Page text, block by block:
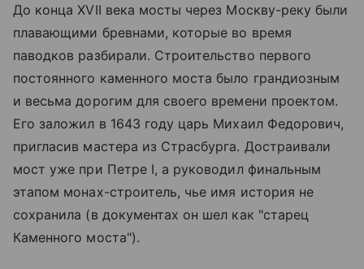
До конца XVII века мосты через Москву-реку были
плавающими бревнами, которые во время
паводков разбирали. Строительство первого
постоянного каменного моста было грандиозным
и весьма дорогим для своего времени проектом.
Его заложил в 1643 году царь Михаил Федорович,
пригласив мастера из Страсбурга. Достраивали
мост уже при Петре I, а руководил финальным
этапом монах-строитель, чье имя история не
сохранила (в документах он шел как "старец
Каменного моста").